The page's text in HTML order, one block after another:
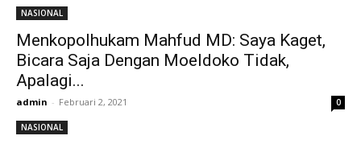
NASIONAL
Menkopolhukam Mahfud MD: Saya Kaget,
Bicara Saja Dengan Moeldoko Tidak,
Apalagi...
admin - Februari 2, 2021 0
NASIONAL